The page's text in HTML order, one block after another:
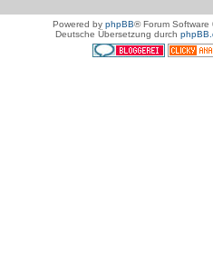
Powered by phpBB® Forum Software
Deutsche Übersetzung durch